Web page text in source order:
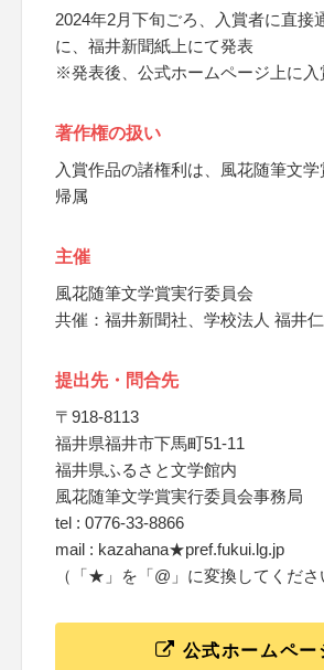
2024年2月下旬ごろ、入賞者に直接
に、福井新聞紙上にて発表
※発表後、公式ホームページ上に入
著作権の扱い
入賞作品の諸権利は、風花随筆文
帰属
主催
風花随筆文学賞実行委員会
共催：福井新聞社、学校法人 福井
提出先・問合先
〒918-8113
福井県福井市下馬町51-11
福井県ふるさと文学館内
風花随筆文学賞実行委員会事務局
tel : 0776-33-8866
mail : kazahana★pref.fukui.lg.jp
（「★」を「@」に変換してくださ
公式ホームペー